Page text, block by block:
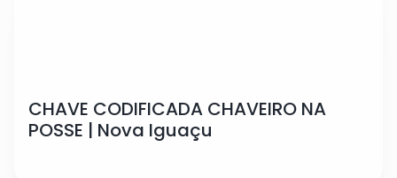
CHAVE CODIFICADA CHAVEIRO NA
POSSE | Nova Iguaçu